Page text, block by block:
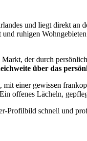
und liegt direkt
ruhigen
der durch
über das
mit einer gewissen
offenes Lächeln,
Profilbild schnell und